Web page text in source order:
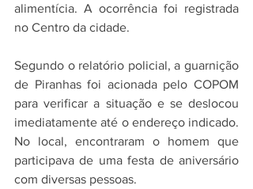
alimentícia. A ocorrência foi registrada
no Centro da cidade.
Segundo o relatório policial, a guarnição
de Piranhas foi acionada pelo COPOM
para verificar a situação e se deslocou
imediatamente até o endereço indicado.
No local, encontraram o homem que
participava de uma festa de aniversário
com diversas pessoas.